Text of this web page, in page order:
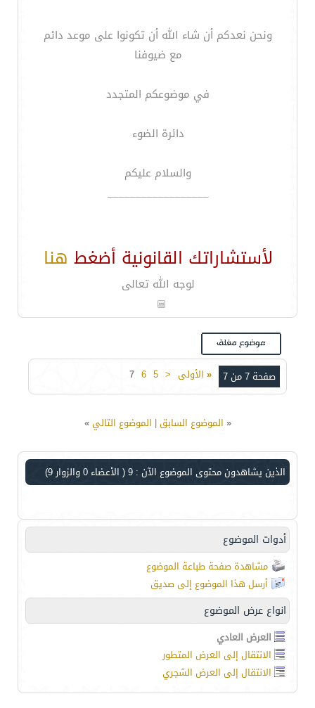
ونحن نعدكم أن شاء الله أن تكونوا على موعد دائم
مع ضيوفنا
في موضوعكم المتجدد
دائرة الضوء
والسلام عليكم
__________________
لأستشاراتك القانونية أضغط هنا
لوجه الله تعالى
صفحة 7 من 7 « الأولى <
5
6
7
« الموضوع السابق| الموضوع التالي»
الذين يشاهدون محتوى الموضوع الآن : 9 ( الأعضاء 0 والزوار 9)
أدوات الموضوع
مشاهدة صفحة طباعة الموضوع
أرسل هذا الموضوع إلى صديق
انواع عرض الموضوع
العرض العادي
الانتقال إلى العرض المتطور
الانتقال إلى العرض الشجري